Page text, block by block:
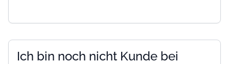
Ich bin noch nicht Kunde bei